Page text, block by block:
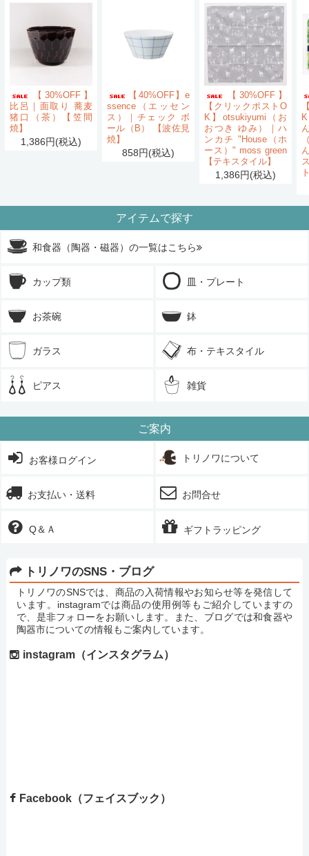
【30%OFF】
比呂｜面取り 蕎麦
猪口（茶）【笠間
焼】
1,386円(税込)
【40%OFF】e
ssence（エッセン
ス）｜チェック ボ
ール（B） 【波佐見
焼】
858円(税込)
【30%OFF】
【クリックポストO
K】otsukiyumi（お
おつき ゆみ）｜ハ
ンカチ "House（ホ
ース）" moss green
【テキスタイル】
1,386円(税込)
アイテムで探す
和食器（陶器・磁器）の一覧はこちら
カップ類 皿・プレート
お茶碗 鉢
ガラス 布・テキスタイル
ピアス 雑貨
ご案内
お客様ログイン トリノワについて
お支払い・送料 お問合せ
Q＆Ａ ギフトラッピング
トリノワのSNS・ブログ
トリノワのSNSでは、商品の入荷情報やお知らせ等を発信して
います。instagramでは商品の使用例等もご紹介していますの
で、是非フォローをお願いします。また、ブログでは和食器や
陶器市についての情報もご案内しています。
instagram（インスタグラム）
Facebook（フェイスブック）